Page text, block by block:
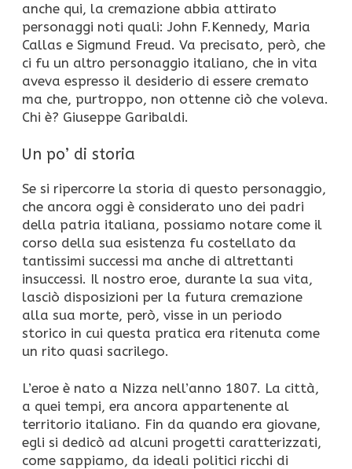
anche qui, la cremazione abbia attirato
personaggi noti quali: John F.Kennedy, Maria
Callas e Sigmund Freud. Va precisato, però, che
ci fu un altro personaggio italiano, che in vita
aveva espresso il desiderio di essere cremato
ma che, purtroppo, non ottenne ciò che voleva.
Chi è? Giuseppe Garibaldi.
Un po’ di storia
Se si ripercorre la storia di questo personaggio,
che ancora oggi è considerato uno dei padri
della patria italiana, possiamo notare come il
corso della sua esistenza fu costellato da
tantissimi successi ma anche di altrettanti
insuccessi. Il nostro eroe, durante la sua vita,
lasciò disposizioni per la futura cremazione
alla sua morte, però, visse in un periodo
storico in cui questa pratica era ritenuta come
un rito quasi sacrilego.
L’eroe è nato a Nizza nell’anno 1807. La città,
a quei tempi, era ancora appartenente al
territorio italiano. Fin da quando era giovane,
egli si dedicò ad alcuni progetti caratterizzati,
come sappiamo, da ideali politici ricchi di